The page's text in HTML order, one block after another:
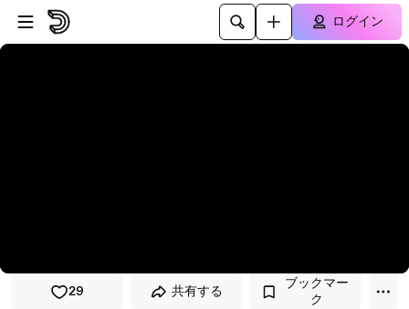
プレイヤーにスキップ
メインコンテンツにスキップ
ログイン
29 共有する
ブックマー
ク